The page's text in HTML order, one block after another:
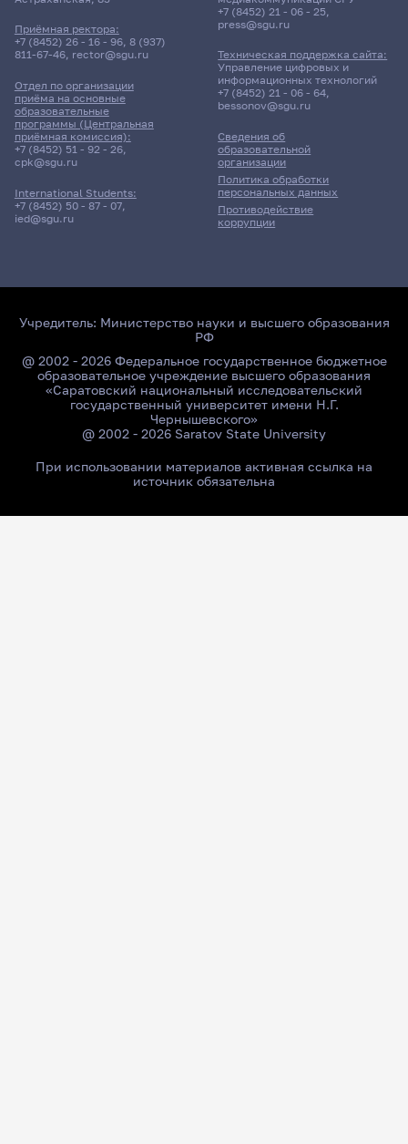
Приёмная ректора:
+7 (8452) 26 - 16 - 96, 8 (937)
811-67-46, rector@sgu.ru
Отдел по организации
приёма на основные
образовательные
программы (Центральная
приёмная комиссия):
+7 (8452) 51 - 92 - 26,
cpk@sgu.ru
International Students:
+7 (8452) 50 - 87 - 07,
ied@sgu.ru
Сведения об
образовательной
организации
Политика обработки
персональных данных
Противодействие
коррупции
+7 (8452) 21 - 06 - 25,
press@sgu.ru
Техническая поддержка сайта:
Управление цифровых и
информационных технологий
+7 (8452) 21 - 06 - 64,
bessonov@sgu.ru
Учредитель: Министерство науки и высшего образования
РФ
@ 2002 - 2026 Федеральное государственное бюджетное
образовательное учреждение высшего образования
«Саратовский национальный исследовательский
государственный университет имени Н.Г.
Чернышевского»
@ 2002 - 2026 Saratov State University
При использовании материалов активная ссылка на
источник обязательна